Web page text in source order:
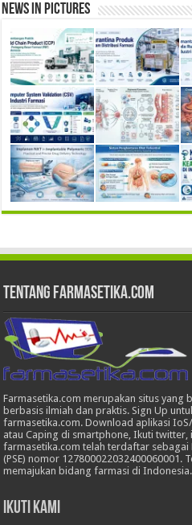
News in Pictures
Tentang Farmasetika.com
Farmasetika.com merupakan situs yang
berbasis ilmiah dan praktis. Sign Up
farmasetika.com. Download aplikasi
atau Caping di smartphone, Ikuti
farmasetika.com telah terdaftar sebagai
(PSE) nomor 127800022032400060001.
memajukan bidang farmasi di Indonesia.
Ikuti Kami